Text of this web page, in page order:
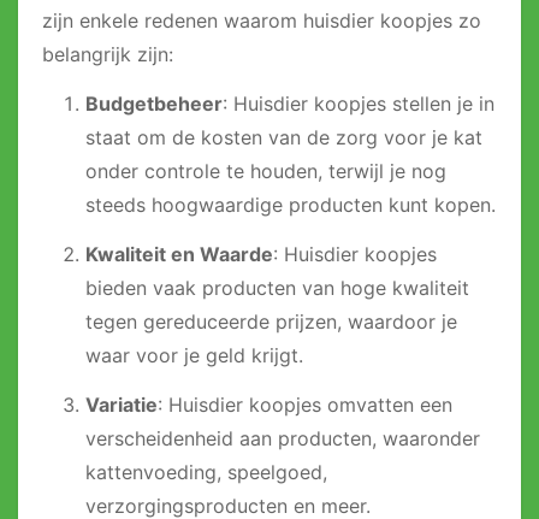
zijn enkele redenen waarom huisdier koopjes zo
belangrijk zijn:
Budgetbeheer: Huisdier koopjes stellen je in
staat om de kosten van de zorg voor je kat
onder controle te houden, terwijl je nog
steeds hoogwaardige producten kunt kopen.
Kwaliteit en Waarde: Huisdier koopjes
bieden vaak producten van hoge kwaliteit
tegen gereduceerde prijzen, waardoor je
waar voor je geld krijgt.
Variatie: Huisdier koopjes omvatten een
verscheidenheid aan producten, waaronder
kattenvoeding, speelgoed,
verzorgingsproducten en meer.